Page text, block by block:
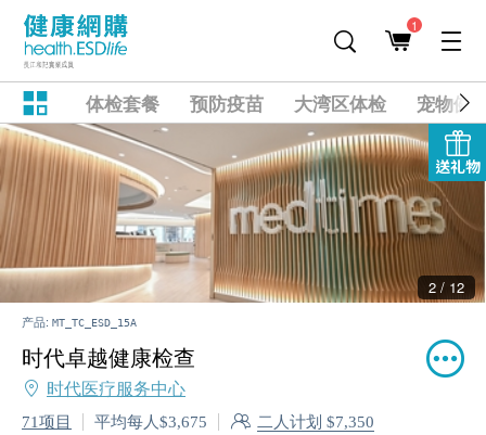
1
体检套餐 预防疫苗 大湾区体检 宠物健
送礼物
2 / 12
产品: MT_TC_ESD_15A
时代卓越健康检查
时代医疗服务中心
71项目 平均每人$3,675 二人计划 $7,350